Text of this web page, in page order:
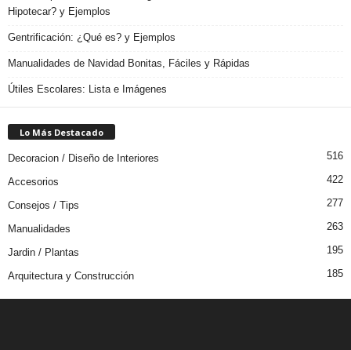
Hipotecar? y Ejemplos
Gentrificación: ¿Qué es? y Ejemplos
Manualidades de Navidad Bonitas, Fáciles y Rápidas
Útiles Escolares: Lista e Imágenes
Lo Más Destacado
Decoracion / Diseño de Interiores 516
Accesorios 422
Consejos / Tips 277
Manualidades 263
Jardin / Plantas 195
Arquitectura y Construcción 185